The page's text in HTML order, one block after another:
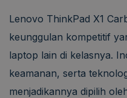
Lenovo ThinkPad X1
keunggulan kompetitif
laptop lain di kelasnya.
keamanan, serta
menjadikannya dipilih